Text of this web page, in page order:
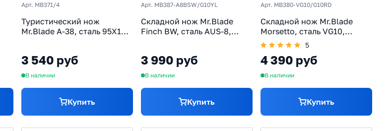
Арт. MB371/4
Туристический нож
Mr.Blade A-38, сталь 95Х18,
3 540 руб
В наличии
Купить
Арт. MB387-A8BSW/G10YL
Складной нож Mr.Blade
Finch BW, сталь AUS-8,
3 990 руб
В наличии
Купить
Арт. MB380-VG10/G10RD
Складной нож Mr.Blade
Morsetto, сталь VG10,
рукоять G10, красный
5
4 390 руб
В наличии
Купить